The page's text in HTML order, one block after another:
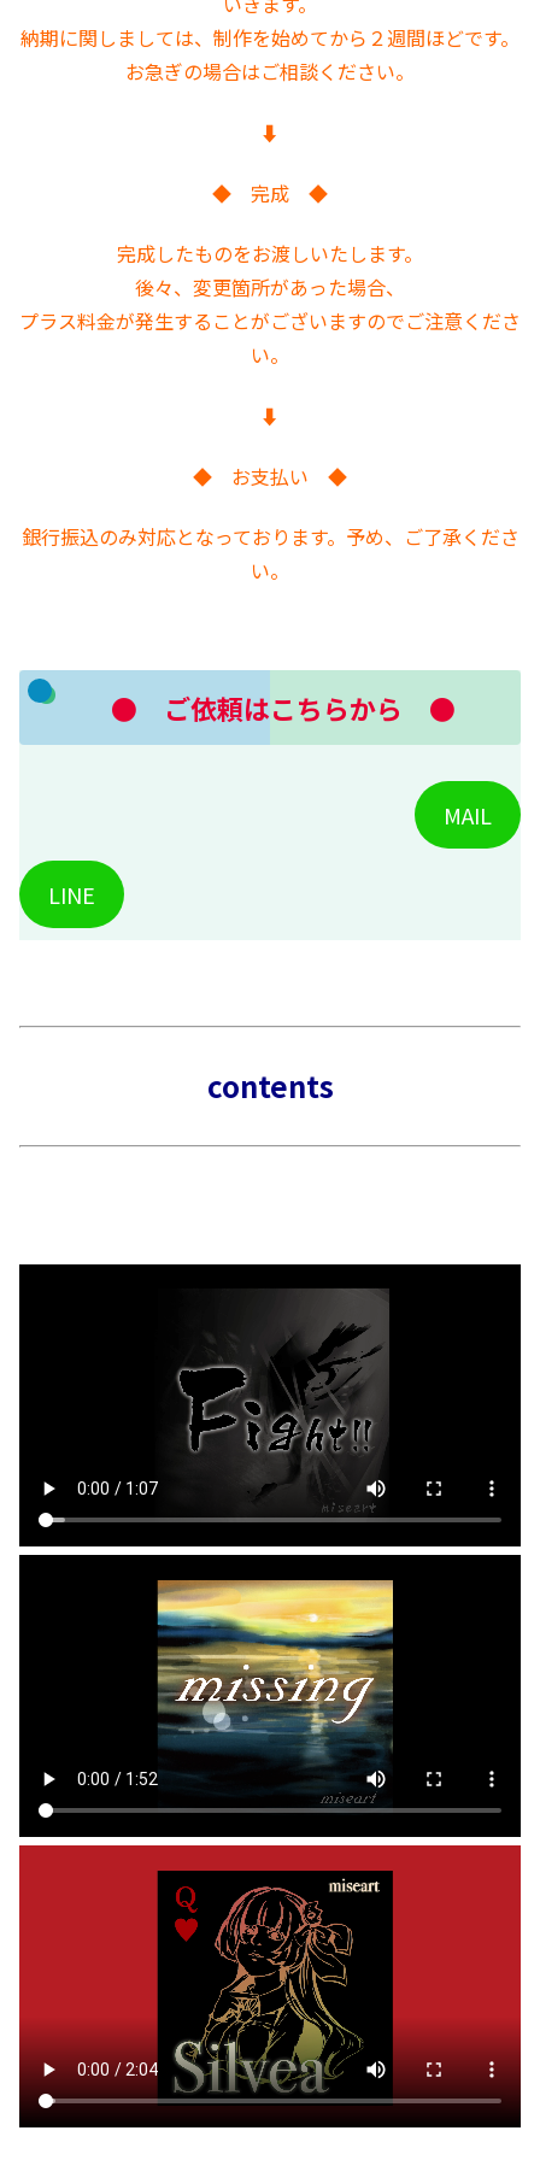
納期に関しましては、制作を始めてから２週間ほどです。
お急ぎの場合はご相談ください。
⬇︎
◆ 完成 ◆
完成したものをお渡しいたします。
後々、変更箇所があった場合、
プラス料金が発生することがございますのでご注意くださ
い。
⬇︎
◆ お支払い ◆
銀行振込のみ対応となっております。予め、ご了承くださ
い。
● ご依頼はこちらから ●
MAIL
LINE
contents